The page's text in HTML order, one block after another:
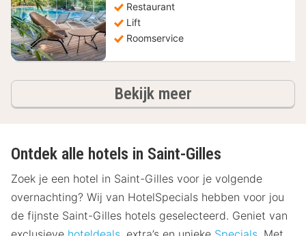
€
Restaurant
Lift
Roomservice
Bekijk meerhotels
Ontdek alle hotels in Saint-Gilles
Zoek je een hotel in Saint-Gilles voor je volgende
overnachting? Wij van HotelSpecials hebben voor jou
de fijnste Saint-Gilles hotels geselecteerd. Geniet van